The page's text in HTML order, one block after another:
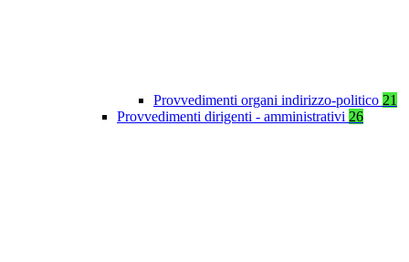
Provvedimenti organi indirizzo-politico 21
Provvedimenti dirigenti - amministrativi 26